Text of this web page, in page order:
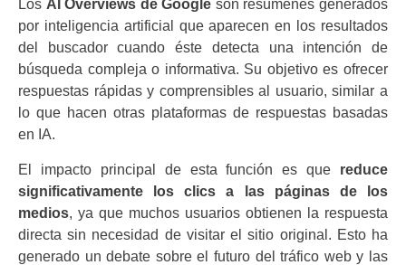
Los AI Overviews de Google son resúmenes generados
por inteligencia artificial que aparecen en los resultados
del buscador cuando éste detecta una intención de
búsqueda compleja o informativa. Su objetivo es ofrecer
respuestas rápidas y comprensibles al usuario, similar a
lo que hacen otras plataformas de respuestas basadas
en IA.
El impacto principal de esta función es que reduce
significativamente los clics a las páginas de los
medios, ya que muchos usuarios obtienen la respuesta
directa sin necesidad de visitar el sitio original. Esto ha
generado un debate sobre el futuro del tráfico web y las